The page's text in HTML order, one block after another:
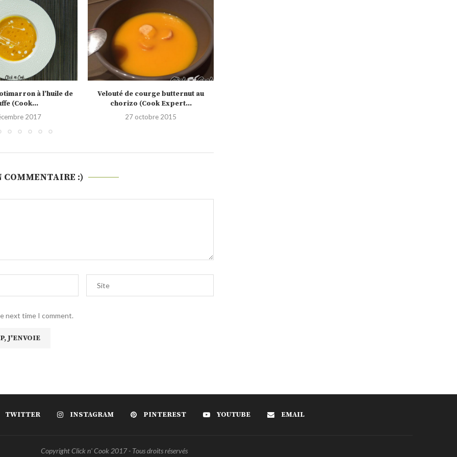
butternut au
(Cook Expert...
2015
Velouté de courge butternut au lait
de coco...
28 décembre 2013
COMMENTAIRE :)
next time I comment.
TWITTER INSTAGRAM PINTEREST YOUTUBE EMAIL
Copyright Click n' Cook 2017 - Tous droits réservés